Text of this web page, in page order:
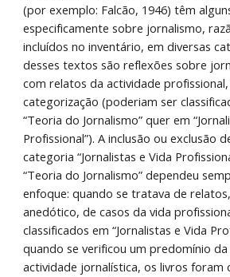
(por exemplo: Falcão, 1946) têm
especificamente sobre jornalismo,
incluídos no inventário, em diversas
desses textos são reflexões sobre
com relatos da actividade
categorização (poderiam ser
“Teoria do Jornalismo” quer em
Profissional”). A inclusão ou exclusão
categoria “Jornalistas e Vida
“Teoria do Jornalismo” dependeu
enfoque: quando se tratava de
anedótico, de casos da vida
classificados em “Jornalistas e Vida
quando se verificou um predomínio
actividade jornalística, os livros foram